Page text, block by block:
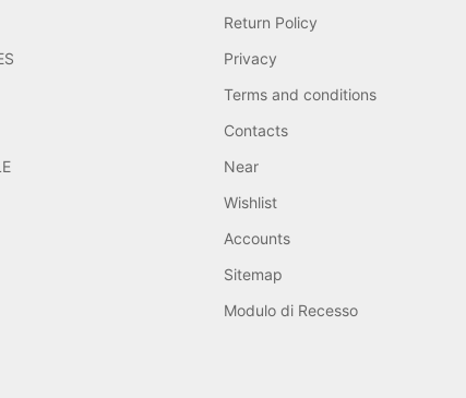
Return Policy
Privacy
Terms and conditions
Contacts
Near
Wishlist
Accounts
Sitemap
Modulo di Recesso